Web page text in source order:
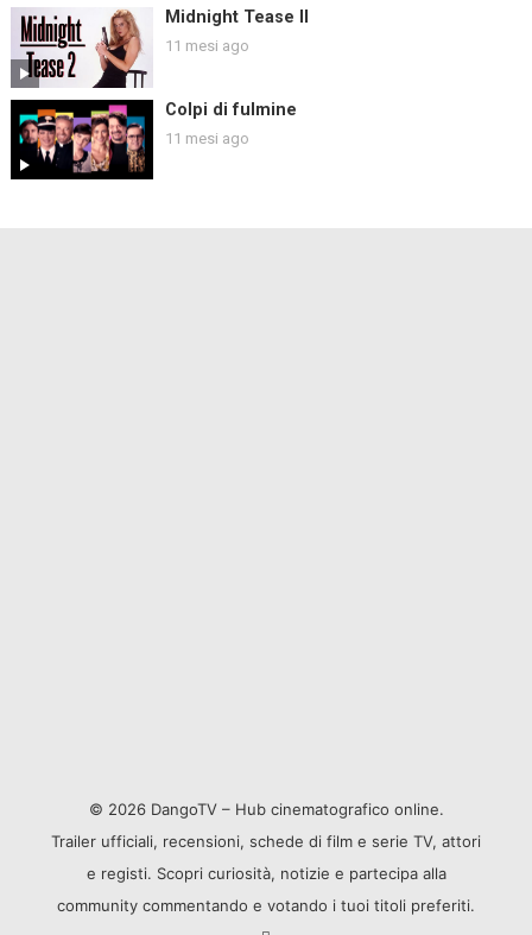
Midnight Tease II
11 mesi ago
Colpi di fulmine
11 mesi ago
© 2026 DangoTV – Hub cinematografico online.
Trailer ufficiali, recensioni, schede di film e serie TV, attori
e registi. Scopri curiosità, notizie e partecipa alla
community commentando e votando i tuoi titoli preferiti.